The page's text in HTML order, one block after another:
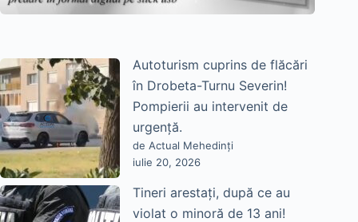
Autoturism cuprins de flăcări
în Drobeta-Turnu Severin!
Pompierii au intervenit de
urgență.
de Actual Mehedinți
iulie 20, 2026
Tineri arestați, după ce au
violat o minoră de 13 ani!